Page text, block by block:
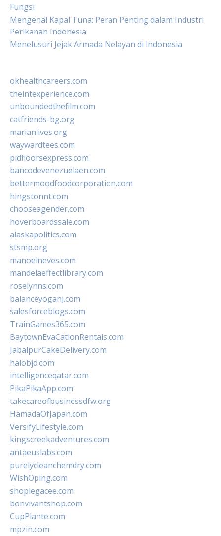
Fungsi
Mengenal Kapal Tuna: Peran Penting dalam Industri
Perikanan Indonesia
Menelusuri Jejak Armada Nelayan di Indonesia
okhealthcareers.com
theintexperience.com
unboundedthefilm.com
catfriends-bg.org
marianlives.org
waywardtees.com
pidfloorsexpress.com
bancodevenezuelaen.com
bettermoodfoodcorporation.com
hingstonnt.com
chooseagender.com
hoverboardssale.com
alaskapolitics.com
stsmp.org
manoelneves.com
mandelaeffectlibrary.com
roselynns.com
balanceyoganj.com
salesforceblogs.com
TrainGames365.com
BaytownEvaCationRentals.com
JabalpurCakeDelivery.com
halobjd.com
intelligenceqatar.com
PikaPikaApp.com
takecareofbusinessdfw.org
HamadaOfJapan.com
VersifyLifestyle.com
kingscreekadventures.com
antaeuslabs.com
purelycleanchemdry.com
WishOping.com
shoplegacee.com
bonvivantshop.com
CupPlante.com
mpzin.com